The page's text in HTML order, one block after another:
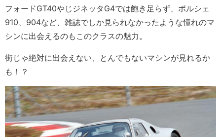
フォードGT40やじジネッタG4では飽き足らず、ポルシェ
910、904など、雑誌でしか見られなかったような憧れのマ
シンに出会えるのもこのクラスの魅力。
街じゃ絶対に出会えない、とんでもないマシンが見れるか
も！？